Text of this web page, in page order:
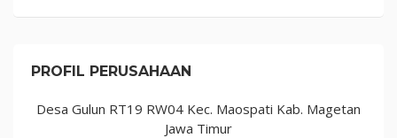
PROFIL PERUSAHAAN
Desa Gulun RT19 RW04 Kec. Maospati Kab. Magetan
Jawa Timur